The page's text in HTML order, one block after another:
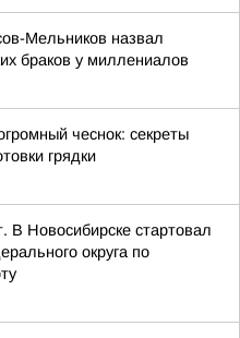
Мельников назвал
браков у миллениалов
чеснок: секреты
грядки
В Новосибирске стартовал
округа по